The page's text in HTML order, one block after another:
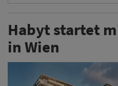
Habyt startet
in Wien